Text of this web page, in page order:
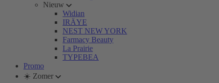
Nieuw
Widian
IRÄYE
NEST NEW YORK
Farmacy Beauty
La Prairie
TYPEBEA
Promo
☀️ Zomer